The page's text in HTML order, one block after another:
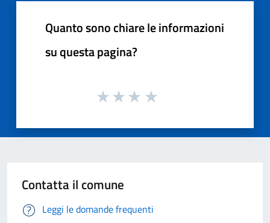
Quanto sono chiare le informazioni
su questa pagina?
Contatta il comune
Leggi le domande frequenti